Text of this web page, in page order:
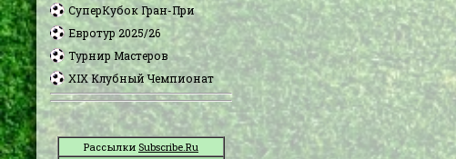
СуперКубок Гран-При
Евротур 2025/26
Турнир Мастеров
XIX Клубный Чемпионат
Рассылки Subscribe.Ru